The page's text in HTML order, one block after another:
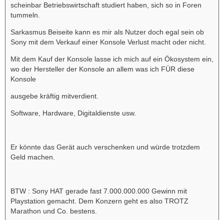
scheinbar Betriebswirtschaft studiert haben, sich so in Foren
tummeln.
Sarkasmus Beiseite kann es mir als Nutzer doch egal sein ob
Sony mit dem Verkauf einer Konsole Verlust macht oder nicht.
Mit dem Kauf der Konsole lasse ich mich auf ein Ökosystem ein,
wo der Hersteller der Konsole an allem was ich FÜR diese
Konsole
ausgebe kräftig mitverdient.
Software, Hardware, Digitaldienste usw.
Er könnte das Gerät auch verschenken und würde trotzdem
Geld machen.
BTW : Sony HAT gerade fast 7.000.000.000 Gewinn mit
Playstation gemacht. Dem Konzern geht es also TROTZ
Marathon und Co. bestens.